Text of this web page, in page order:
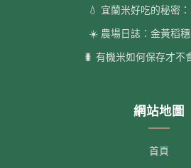
💧 宜蘭米好吃的秘密
☀️ 農場日誌：金黃稻
🐛 有機米如何保存才不
網站地圖
首頁